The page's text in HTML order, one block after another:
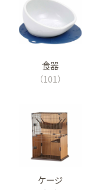
食器
（101）
ケージ